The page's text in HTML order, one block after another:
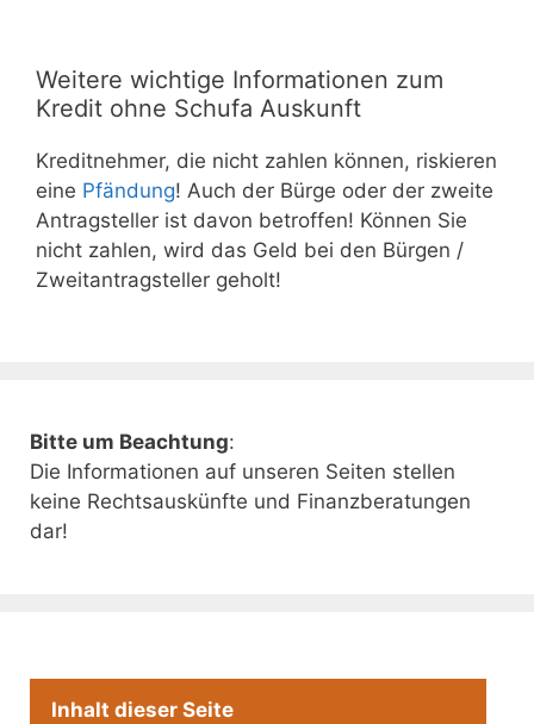
Weitere wichtige Informationen zum
Kredit ohne Schufa Auskunft
Kreditnehmer, die nicht zahlen können, riskieren
eine Pfändung! Auch der Bürge oder der zweite
Antragsteller ist davon betroffen! Können Sie
nicht zahlen, wird das Geld bei den Bürgen /
Zweitantragsteller geholt!
Bitte um Beachtung:
Die Informationen auf unseren Seiten stellen
keine Rechtsauskünfte und Finanzberatungen
dar!
Inhalt dieser Seite